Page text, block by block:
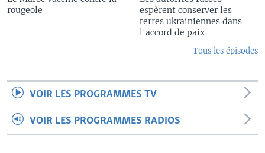
rougeole
espèrent conserver les
terres ukrainiennes dans
l'accord de paix
Tous les épisodes
VOIR LES PROGRAMMES TV
VOIR LES PROGRAMMES RADIOS